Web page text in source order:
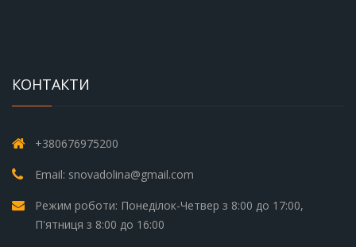
КОНТАКТИ
+380676975200
Email: snovadolina@gmail.com
Режим роботи: Понеділок-Четвер з 8:00 до 17:00,
П'ятниця з 8:00 до 16:00